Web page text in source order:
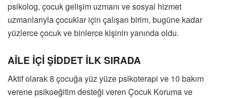
psikolog, çocuk gelişim uzmanı ve sosyal hizmet
uzmanlarıyla çocuklar için çalışan birim, bugüne kadar
yüzlerce çocuk ve binlerce kişinin yanında oldu.
AİLE İÇİ ŞİDDET İLK SIRADA
Aktif olarak 8 çocuğa yüz yüze psikoterapi ve 10 bakım
verene psikoeğitim desteği veren Çocuk Koruma ve